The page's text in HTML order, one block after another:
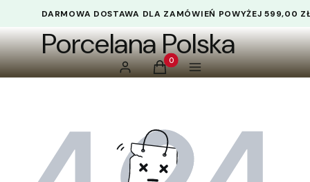
DOSTAWA DLA ZAMÓWIEŃ POWYŻEJ 599,00
Porcelana Polska
Zaloguj sięProdukty w koszyku: 0. Zobacz
Koszyk Menu